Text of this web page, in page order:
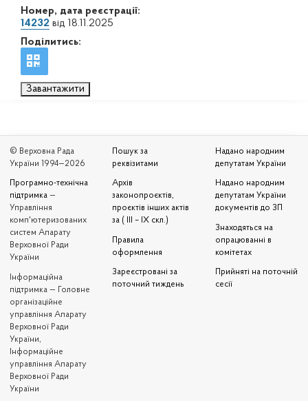
Номер, дата реєстрації:
14232 від 18.11.2025
Поділитись:
Завантажити
© Верховна Рада
України 1994—2026
Програмно-технічна
підтримка —
Управління
комп'ютеризованих
систем Апарату
Верховної Ради
України
Iнформаційна
підтримка — Головне
організаційне
управління Апарату
Верховної Ради
України,
Інформаційне
управління Апарату
Верховної Ради
України
Пошук за
реквізитами
Архів
законопроєктів,
проєктів інших актів
за ( III – IX скл.)
Правила
оформлення
Зареєстровані за
поточний тиждень
Надано народним
депутатам України
Надано народним
депутатам України
документів до ЗП
Знаходяться на
опрацюванні в
комітетах
Прийняті на поточній
сесії